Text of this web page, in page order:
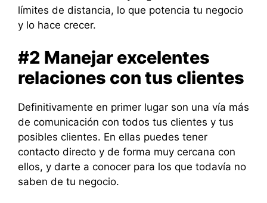
límites de distancia, lo que potencia tu negocio
y lo hace crecer.
#2 Manejar excelentes
relaciones con tus clientes
Definitivamente en primer lugar son una vía más
de comunicación con todos tus clientes y tus
posibles clientes. En ellas puedes tener
contacto directo y de forma muy cercana con
ellos, y darte a conocer para los que todavía no
saben de tu negocio.